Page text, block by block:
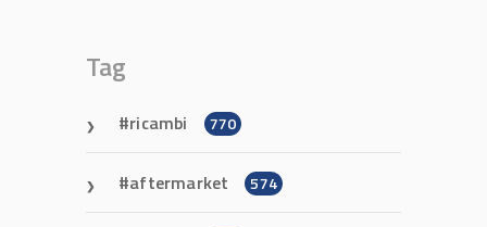
Tag
ricambi 770
aftermarket 574